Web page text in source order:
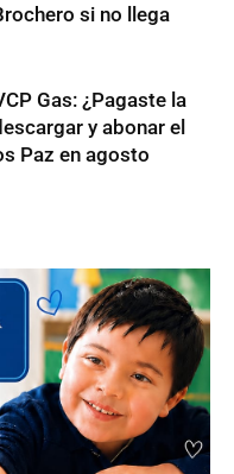
si no llega
Gas: ¿Pagaste la
y abonar el
Paz en agosto